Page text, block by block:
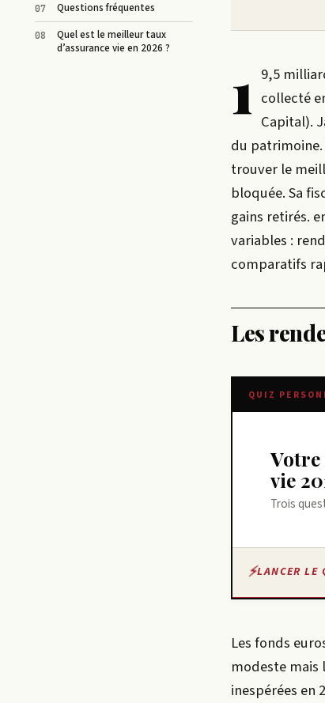
Questions fréquentes
Quel est le meilleur taux
d’assurance vie en 2026 ?
1 9,5
collecté
Capital).
du
trouver le
bloquée. Sa
gains retirés.
variables :
comparatifs
Les
QUIZ
Votre recommandation sur meilleur taux assurance
vie
Trois
LANCER
Lesfonds
modeste mais
inespérées en